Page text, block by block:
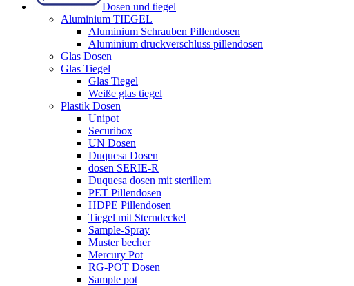
Dosen und tiegel
Aluminium TIEGEL
Aluminium Schrauben Pillendosen
Aluminium druckverschluss pillendosen
Glas Dosen
Glas Tiegel
Glas Tiegel
Weiße glas tiegel
Plastik Dosen
Unipot
Securibox
UN Dosen
Duquesa Dosen
dosen SERIE-R
Duquesa dosen mit sterillem
PET Pillendosen
HDPE Pillendosen
Tiegel mit Sterndeckel
Sample-Spray
Muster becher
Mercury Pot
RG-POT Dosen
Sample pot